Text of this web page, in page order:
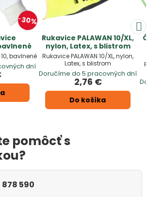
30%
bavlnené
dní
Rukavice PALAWAN 10/XL,
nylon, Latex, s blistrom
Rukavice PALAWAN 10/XL, nylon,
Latex, s blistrom
Doručíme do 5 pracovných dní
2,76 €
Do košíka
pomôcť s
878 590